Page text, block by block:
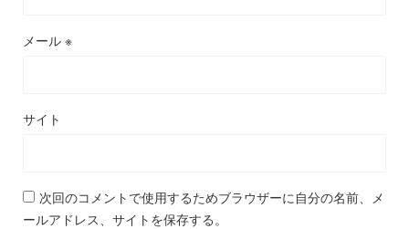
メール ※
サイト
次回のコメントで使用するためブラウザーに自分の名前、メ
ールアドレス、サイトを保存する。